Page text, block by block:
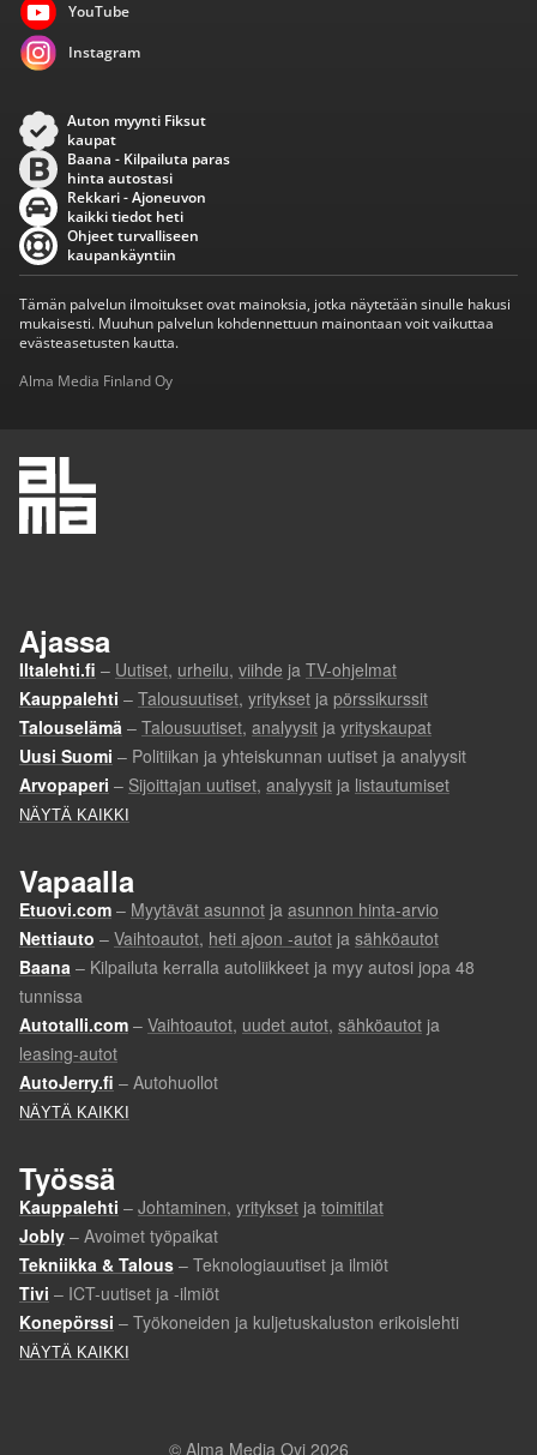
YouTube
Instagram
Auton myynti Fiksut
kaupat
Baana - Kilpailuta paras
hinta autostasi
Rekkari - Ajoneuvon
kaikki tiedot heti
Ohjeet turvalliseen
kaupankäyntiin
Tämän palvelun ilmoitukset ovat mainoksia, jotka näytetään sinulle hakusi
mukaisesti. Muuhun palvelun kohdennettuun mainontaan voit vaikuttaa
evästeasetusten kautta.
Alma Media Finland Oy